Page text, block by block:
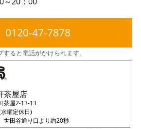
0120-47-7878
ると電話がかけられます。
茶屋店
茶屋2-13-13
曜定休日)
田谷通り口より約20秒